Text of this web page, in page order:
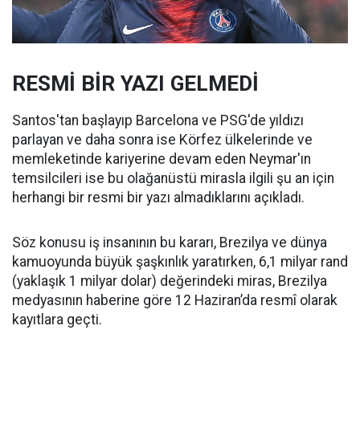
RESMİ BİR YAZI GELMEDİ
Santos'tan başlayıp Barcelona ve PSG'de yıldızı
parlayan ve daha sonra ise Körfez ülkelerinde ve
memleketinde kariyerine devam eden Neymar'ın
temsilcileri ise bu olağanüstü mirasla ilgili şu an için
herhangi bir resmi bir yazı almadıklarını açıkladı.
Söz konusu iş insanının bu kararı, Brezilya ve dünya
kamuoyunda büyük şaşkınlık yaratırken, 6,1 milyar rand
(yaklaşık 1 milyar dolar) değerindeki miras, Brezilya
medyasının haberine göre 12 Haziran’da resmî olarak
kayıtlara geçti.